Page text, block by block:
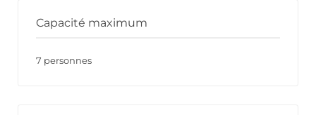
Capacité maximum
7 personnes